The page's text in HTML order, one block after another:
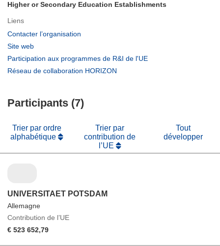
Higher or Secondary Education Establishments
Liens
Contacter l’organisation
fenêtre)
Site web
dans
Participation aux programmes de R&I de l'UE
Réseau de collaboration HORIZON
Participants (7)
Trier par ordre
alphabétique
Trier par
contribution de
l’UE
Tout
développer
UNIVERSITAET POTSDAM
Allemagne
Contribution de l’UE
€ 523 652,79